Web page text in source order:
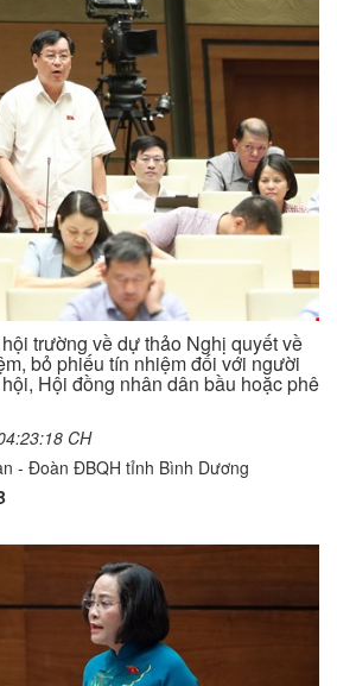
trường về dự thảo Nghị quyết về
bỏ phiếu tín nhiệm đối với người
Hội đồng nhân dân bầu hoặc phê
CH
- Đoàn ĐBQH tỉnh Bình Dương